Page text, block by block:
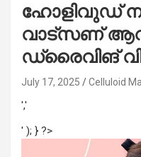
ഹോളിവുഡ്
വാട്‌സണ് ആറ്
ഡ്രൈവിങ്
July 17, 2025 Celluloid
','
' ); } ?>